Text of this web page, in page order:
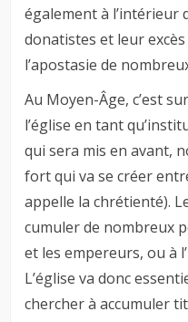
également à l’intérieur
donatistes et leur
l’apostasie de
Au Moyen-Âge, c’est
l’église en tant
qui sera mis en avant,
fort qui va se créer
appelle la chrétienté).
cumuler de nombreux
et les empereurs, ou à
L’église va donc
chercher à accumuler